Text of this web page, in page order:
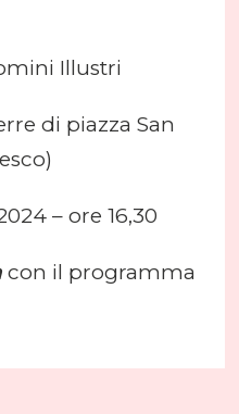
Illustri
di piazza San
– ore 16,30
con il programma